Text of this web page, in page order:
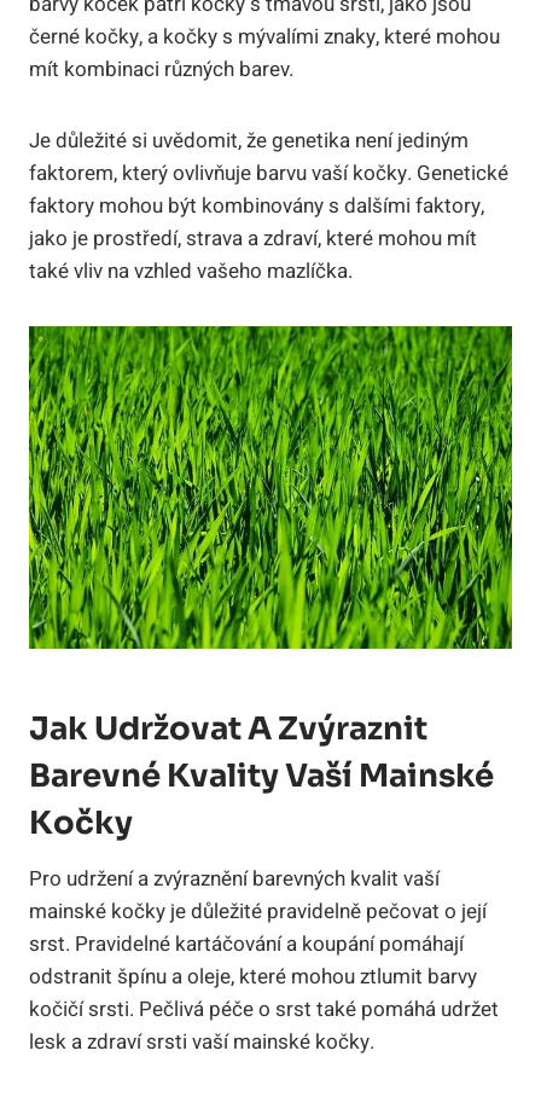
černé kočky, a kočky s mývalími znaky, které mohou
mít kombinaci různých barev.
Je důležité si uvědomit, že genetika není jediným
faktorem, který ovlivňuje barvu vaší kočky. Genetické
faktory mohou být kombinovány s dalšími faktory,
jako je prostředí, strava a zdraví, které mohou mít
také vliv na vzhled vašeho mazlíčka.
Jak Udržovat A Zvýraznit
Barevné Kvality Vaší Mainské
Kočky
Pro udržení a zvýraznění barevných kvalit vaší
mainské kočky je důležité pravidelně pečovat o její
srst. Pravidelné kartáčování a koupání pomáhají
odstranit špínu a oleje, které mohou ztlumit barvy
kočičí srsti. Pečlivá péče o srst také pomáhá udržet
lesk a zdraví srsti vaší mainské kočky.